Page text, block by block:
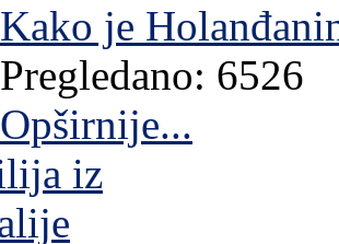
Kako je
Pregledano: 6526
Opširnije...